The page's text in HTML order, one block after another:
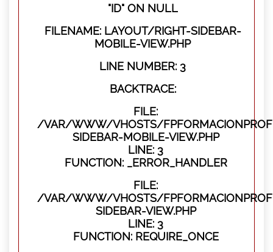
"ID" ON NULL
FILENAME: LAYOUT/RIGHT-SIDEBAR-
MOBILE-VIEW.PHP
LINE NUMBER: 3
BACKTRACE:
FILE:
/VAR/WWW/VHOSTS/
SIDEBAR-MOBILE-VIEW.PHP
LINE: 3
FUNCTION: _ERROR_HANDLER
FILE:
/VAR/WWW/VHOSTS/
SIDEBAR-VIEW.PHP
LINE: 3
FUNCTION: REQUIRE_ONCE